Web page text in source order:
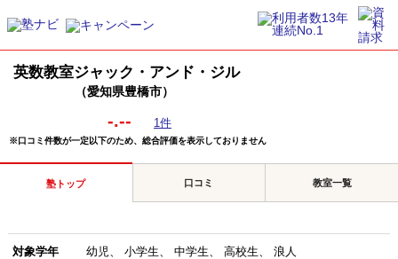
英数教室ジャック・アンド・ジル
（愛知県豊橋市）
-.-- 1件
※口コミ件数が一定以下のため、総合評価を表示しておりません
塾トップ 口コミ 教室一覧
対象学年 幼児 小学生 中学生 高校生 浪人